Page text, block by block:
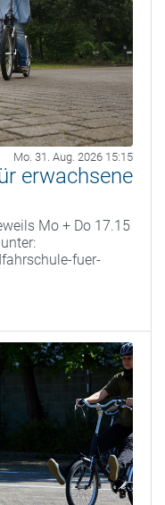
Mo. 31. Aug. 2026 15:15
erwachsene
Mo + Do 17.15
fuer-